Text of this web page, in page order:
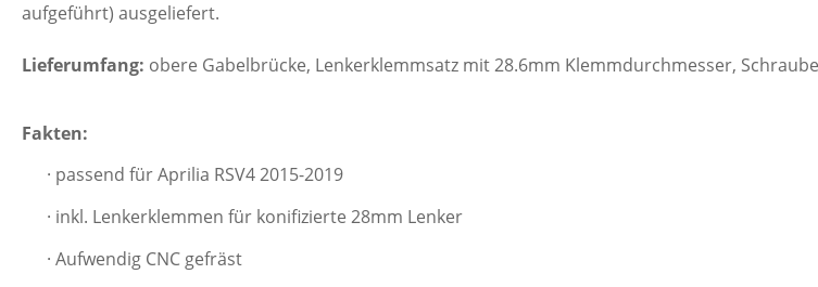
aufgeführt) ausgeliefert.
Lieferumfang: obere Gabelbrücke, Lenkerklemmsatz mit 28.6mm Klemmdurchmesser,
Fakten:
· passend für Aprilia RSV4 2015-2019
· inkl. Lenkerklemmen für konifizierte 28mm Lenker
· Aufwendig CNC gefräst